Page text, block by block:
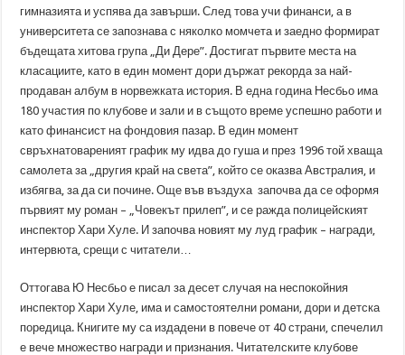
гимназията и успява да завърши. След това учи финанси, а в
университета се запознава с няколко момчета и заедно формират
бъдещата хитова група „Ди Дере”. Достигат първите места на
класациите, като в един момент дори държат рекорда за най-
продаван албум в норвежката история. В една година Несбьо има
180 участия по клубове и зали и в същото време успешно работи и
като финансист на фондовия пазар. В един момент
свръхнатовареният график му идва до гуша и през 1996 той хваща
самолета за „другия край на света”, който се оказва Австралия, и
избягва, за да си почине. Още във въздуха започва да се оформя
първият му роман – „Човекът прилеп”, и се ражда полицейският
инспектор Хари Хуле. И започва новият му луд график – награди,
интервюта, срещи с читатели…
Оттогава Ю Несбьо е писал за десет случая на неспокойния
инспектор Хари Хуле, има и самостоятелни романи, дори и детска
поредица. Книгите му са издадени в повече от 40 страни, спечелил
е вече множество награди и признания. Читателските клубове